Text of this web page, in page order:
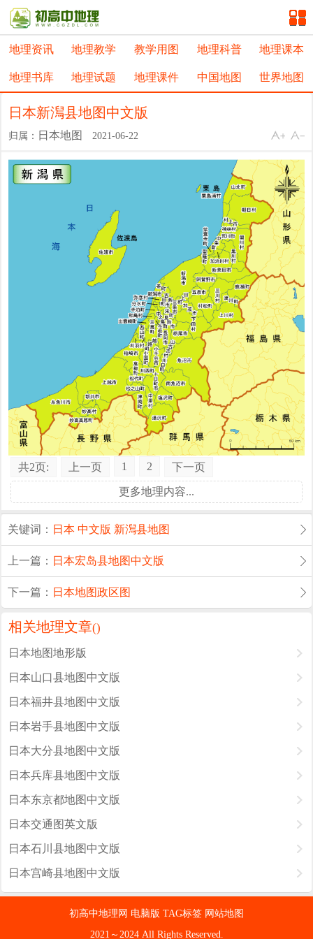
地理资讯 地理教学 教学用图 地理科普 地理课本
地理书库 地理试题 地理课件 中国地图 世界地图
日本新澙县地图中文版
归属： 日本地图 2021-06-22
共2页: 上一页 1 2 下一页
更多地理内容...
关键词： 日本 中文版 新澙县地图
上一篇： 日本宏岛县地图中文版
下一篇： 日本地图政区图
相关地理文章()
日本地图地形版
日本山口县地图中文版
日本福井县地图中文版
日本岩手县地图中文版
日本大分县地图中文版
日本兵库县地图中文版
日本东京都地图中文版
日本交通图英文版
日本石川县地图中文版
日本宫崎县地图中文版
初高中地理网 电脑版 TAG标签 网站地图
2021～2024 All Rights Reserved.